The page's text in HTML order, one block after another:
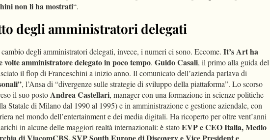
non li ha mostrati“.
degli amministratori delegati
degli amministratori delegati, invece, i numeri ci sono. Eccome. It’s Art ha
volte amministratore delegato in poco tempo. Guido Casali, il primo alla guida del
il flop di Franceschini a inizio anno. Il comunicato dell’azienda parlava di
, l’Ansa di “divergenze sulle strategie di sviluppo della piattaforma”. Lo scorso
il suo postoAndrea Castellari, manager con una formazione in scienze politiche
Statale di Milano dal 1990 al 1995) e in amministrazione e gestione aziendale, con
nel mondo dell’entertainment e dei media digitali. Ha ricoperto per oltre vent’anni
in alcune delle maggiori realtà internazionali: è statoEVP e CEO Italia, Medio